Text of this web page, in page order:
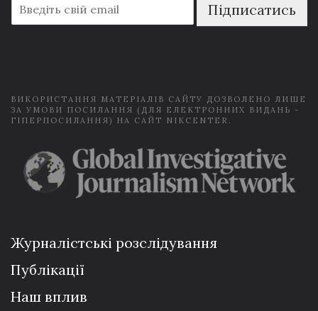
m
a
Підписатись
ВИКОРИСТАННЯ МАТЕРІАЛІВ САЙТУ ДОЗВОЛЕНО ЛИШЕ
ЗА УМОВИ ПОСИЛАННЯ (ДЛЯ ЕЛЕКТРОННИХ ВИДАНЬ -
ГІПЕРПОСИЛАННЯ) НА САЙТ NIKCENTER.
Журналістські розслідування
Публікації
Наш вплив